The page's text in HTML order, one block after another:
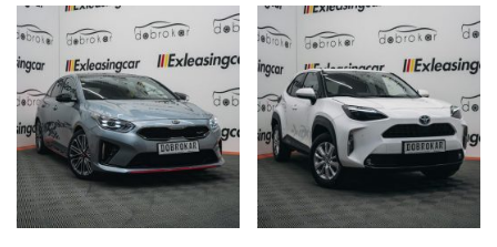
Легкові Вантажні
Марка
212 T01(1)
Audi(1)